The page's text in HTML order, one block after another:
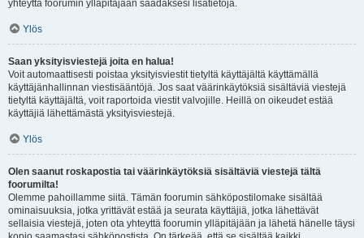
yhteyttä foorumin ylläpitäjään saadaksesi lisätietoja.
Ylös
Saan yksityisviestejä joita en halua!
Voit automaattisesti poistaa yksityisviestit tietyltä käyttäjältä käyttämällä
käyttäjänhallinnan viestisääntöjä. Jos saat väärinkäytöksiä sisältäviä viestejä
tietyltä käyttäjältä, voit raportoida viestit valvojille. Heillä on oikeudet estää
käyttäjiä lähettämästä yksityisviestejä.
Ylös
Olen saanut roskapostia tai väärinkäytöksiä sisältäviä viestejä tältä
foorumilta!
Olemme pahoillamme siitä. Tämän foorumin sähköpostilomake sisältää
ominaisuuksia, jotka yrittävät estää ja seurata käyttäjiä, jotka lähettävät
sellaisia viestejä, joten ota yhteyttä foorumin ylläpitäjään ja lähetä hänelle täysi